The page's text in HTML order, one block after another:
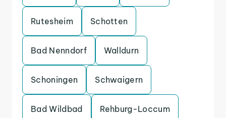
Rutesheim Schotten
Bad Nenndorf Walldurn
Schoningen Schwaigern
Bad Wildbad Rehburg-Loccum